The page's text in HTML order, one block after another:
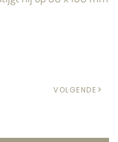
VOLGENDE